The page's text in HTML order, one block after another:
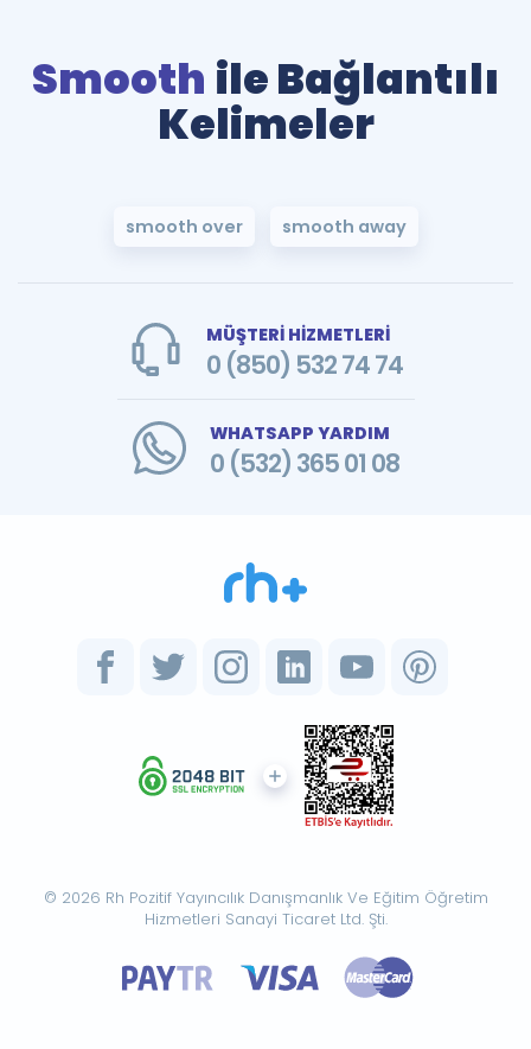
Smooth ile Bağlantılı
Kelimeler
smooth over smooth away
MÜŞTERİ HİZMETLERİ
0 (850) 532 74 74
WHATSAPP YARDIM
0 (532) 365 01 08
© 2026 Rh Pozitif Yayıncılık Danışmanlık Ve Eğitim Öğretim
Hizmetleri Sanayi Ticaret Ltd. Şti.